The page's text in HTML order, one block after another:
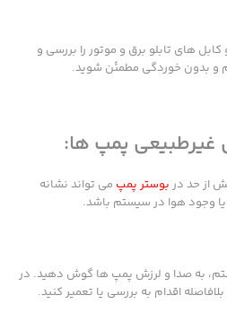
و کابل های تابلو برق و موتور را بررسی و
و بدون خوردگی مطمئن شوید.
غیرطبیعی پمپ ها:
از حد در بوستر پمپ می تواند نشانه
یا وجود هوا در سیستم باشد.
به صدا و لرزش پمپ ها گوش دهید. در
اقدام به بررسی یا تعمیر کنید.